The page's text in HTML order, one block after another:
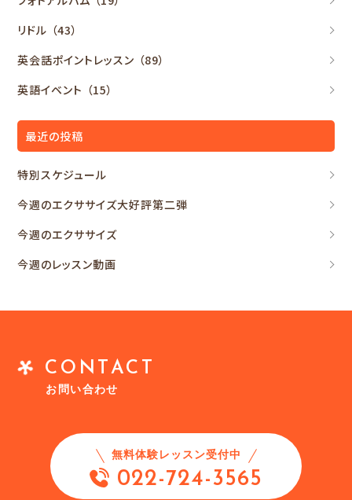
リドル （43）
英会話ポイントレッスン （89）
英語イベント （15）
最近の投稿
特別スケジュール
今週のエクササイズ大好評第二弾
今週のエクササイズ
今週のレッスン動画
CONTACT
お問い合わせ
無料体験レッスン受付中
022-724-3565